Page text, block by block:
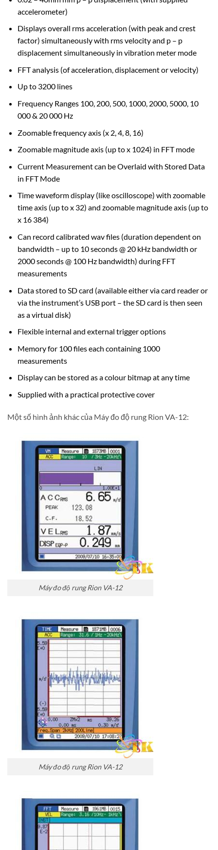
accelerometer)
Displays overall rms acceleration (with peak and crest
factor) simultaneously with rms velocity and p – p
displacement simultaneously in vibration meter mode
FFT analysis (of acceleration, displacement or velocity)
Up to 3200 lines
Frequency Ranges 100, 200, 500, 1000, 2000, 5000, 10
000 & 20 000 Hz
Zoomable frequency axis (x 2, 4, 8, 16)
Zoomable magnitude axis (up to x 1024) in FFT mode
Current Measurement can be Overlaid with Stored Data
in FFT Mode
Time waveform display (like oscilloscope) with zoomable
time axis (up to x 32) and zoomable magnitude axis (up to
x 16 384)
Can record calibrated wav files (duration dependent on
bandwidth – up to 10 seconds @ 20 kHz bandwidth or
2000 seconds @ 100 Hz bandwidth) during FFT
measurements
Data stored to SD card (available either via card reader or
via the instrument’s USB port – the SD card is then seen
as a virtual disk)
Flexible internal and external trigger options
Memory for 100 files each containing 1000
measurements
Display can be stored as a colour bitmap at any time
Supplied with a practical protective cover
Một số hình ảnh khác của Máy đo độ rung Rion VA-12:
Máy đo độ rung Rion VA-12
Máy đo độ rung Rion VA-12